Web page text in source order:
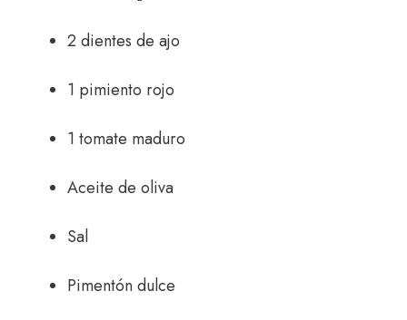
2 dientes de ajo
1 pimiento rojo
1 tomate maduro
Aceite de oliva
Sal
Pimentón dulce